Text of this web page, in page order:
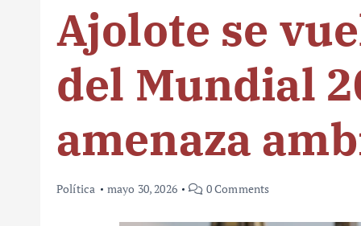
Ajolote se
del Mundial
amenaza
Política mayo 30, 2026 0 Comments